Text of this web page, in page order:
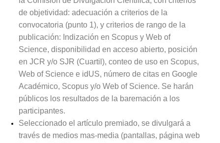
de objetividad: adecuación a criterios de la
convocatoria (punto 1), y criterios de rango de la
publicación: Indización en Scopus y Web of
Science, disponibilidad en acceso abierto, posición
en JCR y/o SJR (Cuartil), conteo de uso en Scopus,
Web of Science e idUS, número de citas en Google
Académico, Scopus y/o Web of Science. Se harán
públicos los resultados de la baremación a los
participantes.
Seleccionado el artículo premiado, se divulgará a
través de medios mas-media (pantallas, página web